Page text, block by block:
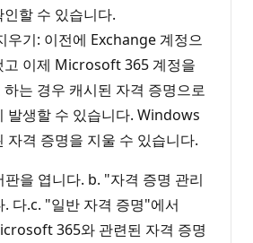
할 수 있습니다.
우기: 이전에 Exchange 계정으
고 이제 Microsoft 365 계정을
는 경우 캐시된 자격 증명으로
발생할 수 있습니다. Windows
자격 증명을 지울 수 있습니다.
을 엽니다. b. "자격 증명 관리
다.c. "일반 자격 증명"에서
365와 관련된 자격 증명